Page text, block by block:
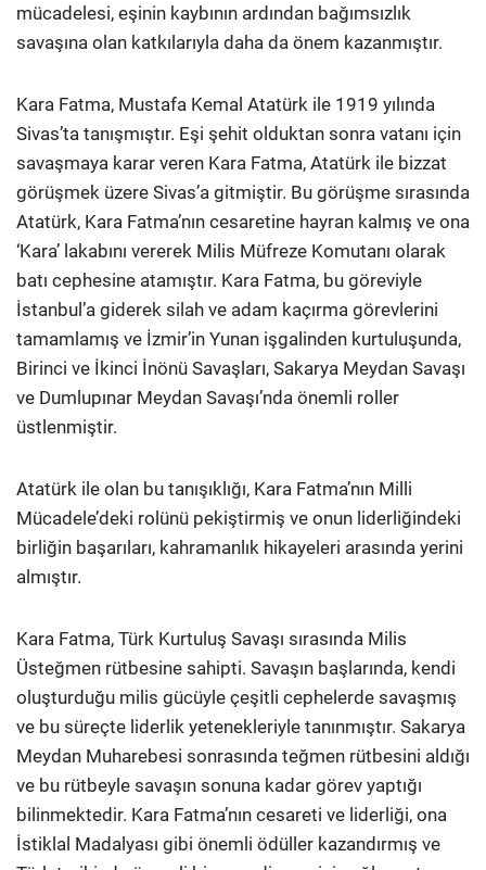
mücadelesi, eşinin kaybının ardından bağımsızlık
savaşına olan katkılarıyla daha da önem kazanmıştır.
Kara Fatma, Mustafa Kemal Atatürk ile 1919 yılında
Sivas’ta tanışmıştır. Eşi şehit olduktan sonra vatanı için
savaşmaya karar veren Kara Fatma, Atatürk ile bizzat
görüşmek üzere Sivas’a gitmiştir. Bu görüşme sırasında
Atatürk, Kara Fatma’nın cesaretine hayran kalmış ve ona
‘Kara’ lakabını vererek Milis Müfreze Komutanı olarak
batı cephesine atamıştır. Kara Fatma, bu göreviyle
İstanbul’a giderek silah ve adam kaçırma görevlerini
tamamlamış ve İzmir’in Yunan işgalinden kurtuluşunda,
Birinci ve İkinci İnönü Savaşları, Sakarya Meydan Savaşı
ve Dumlupınar Meydan Savaşı’nda önemli roller
üstlenmiştir.
Atatürk ile olan bu tanışıklığı, Kara Fatma’nın Milli
Mücadele’deki rolünü pekiştirmiş ve onun liderliğindeki
birliğin başarıları, kahramanlık hikayeleri arasında yerini
almıştır.
Kara Fatma, Türk Kurtuluş Savaşı sırasında Milis
Üsteğmen rütbesine sahipti. Savaşın başlarında, kendi
oluşturduğu milis gücüyle çeşitli cephelerde savaşmış
ve bu süreçte liderlik yetenekleriyle tanınmıştır. Sakarya
Meydan Muharebesi sonrasında teğmen rütbesini aldığı
ve bu rütbeyle savaşın sonuna kadar görev yaptığı
bilinmektedir. Kara Fatma’nın cesareti ve liderliği, ona
İstiklal Madalyası gibi önemli ödüller kazandırmış ve